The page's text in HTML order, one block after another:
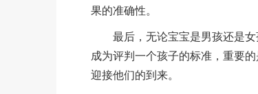
果的准确性。
最后，无论宝宝是男孩还是女
成为评判一个孩子的标准，重要
迎接他们的到来。